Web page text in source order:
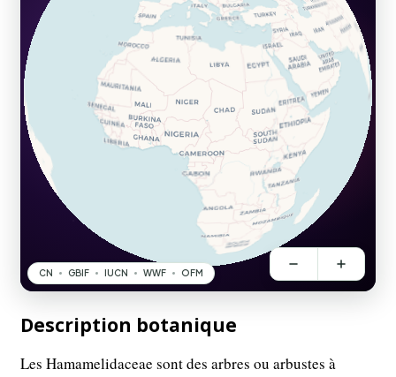
Description botanique
Les Hamamelidaceae sont des arbres ou arbustes à